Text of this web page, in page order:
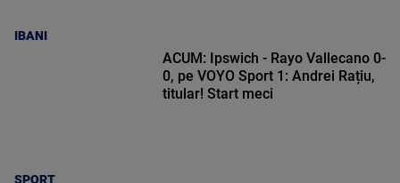
IBANI
SPORT
ACUM: Ipswich - Rayo Vallecano 0-
0, pe VOYO Sport 1: Andrei Rațiu,
titular! Start meci